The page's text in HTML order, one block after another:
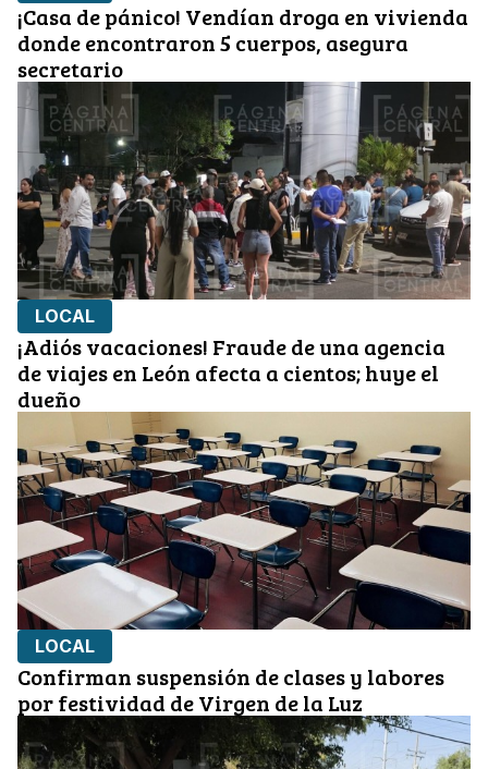
¡Casa de pánico! Vendían droga en vivienda
donde encontraron 5 cuerpos, asegura
secretario
LOCAL
¡Adiós vacaciones! Fraude de una agencia
de viajes en León afecta a cientos; huye el
dueño
LOCAL
Confirman suspensión de clases y labores
por festividad de Virgen de la Luz